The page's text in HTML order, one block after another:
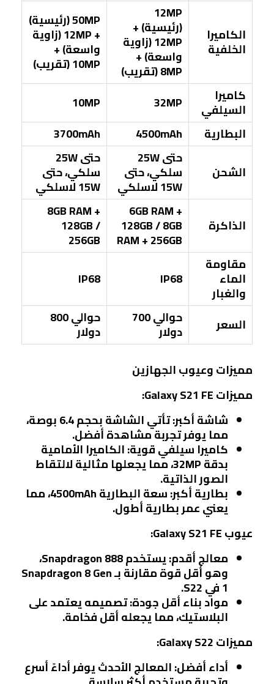
الكاميرا
الخلفية
12MP
(رئيسية) +
12MP (زاوية
واسعة) +
8MP (تقريب)
50MP (رئيسية)
+ 12MP (زاوية
واسعة) +
10MP (تقريب)
كاميرا
السيلفي 32MP
10MP
البطارية
4500mAh
3700mAh
الشحن
حتى 25W
سلكي، حتى
15W لاسلكي
حتى 25W
سلكي، حتى
15W لاسلكي
الذاكرة
6GB RAM +
128GB / 8GB
RAM + 256GB
8GB RAM +
128GB /
256GB
مقاومة
الماء
والغبار
IP68
IP68
السعر حوالي 700
دولار
حوالي 800
دولار
مميزات وعيوب الجهازين
مميزات Galaxy S21 FE:
شاشة أكبر:
تأتي الشاشة بحجم 6.4 بوصة،
مما يوفر تجربة مشاهدة أفضل.
كاميرا سيلفي قوية:الكاميرا الأمامية
بدقة 32MP، مما يجعلها مثالية لالتقاط
الصور الذاتية.
بطارية أكبر: سعة البطارية 4500mAh، مما
يعني عمر بطارية أطول.
عيوب Galaxy S21 FE:
معالج أقدم:
يستخدم Snapdragon 888،
وهو أقل قوة مقارنة بـ Snapdragon 8 Gen
1 في S22.
مواد بناء أقل جودة:تصميمه يعتمد على
البلاستيك، مما يجعله أقل فخامة.
مميزات Galaxy S22:
أداء أفضل:المعالج الأحدث يوفر أداءً أسرع